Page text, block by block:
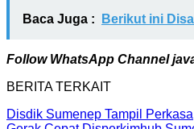
Baca Juga : Berikut ini
Follow WhatsApp Channel
BERITA TERKAIT
Disdik Sumenep Tampil